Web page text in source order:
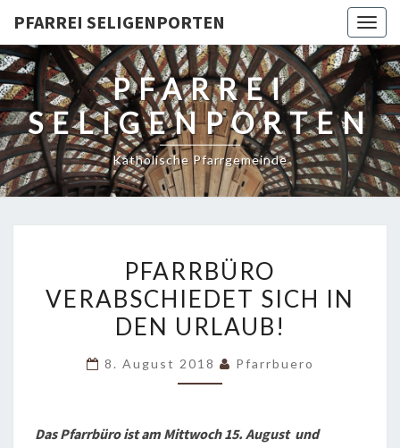
PFARREI SELIGENPORTEN
PFARREI
SELIGENPORTEN
Katholische Pfarrgemeinde
VERABSCHIEDET
SICH
IN
URLAUB!
PFARRBÜRO
VERABSCHIEDET SICH IN
DEN URLAUB!
8. August 2018 Pfarrbuero
Das Pfarrbüro ist am Mittwoch 15. August und